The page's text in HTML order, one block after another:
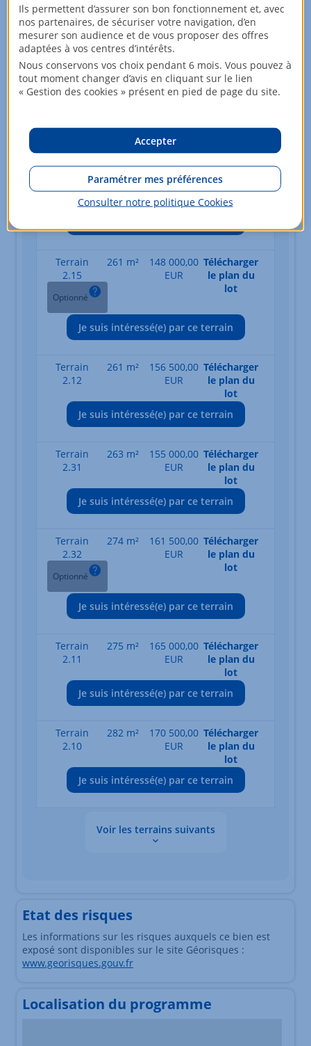
Je suis intéressé(e) par ce terrain
Terrain
1.7
Optionné
235 m²
142 000,00
EUR
le plan du
lot
Terrain
1.9
Optionné
255 m²
154 000,00
EUR
Télécharger
le plan du
Terrain
2.15
Optionné
261 m²
148 000,00
EUR
Télécharger
le plan du
lot
Je suis intéressé(e) par ce terrain
Terrain
2.12
261 m²
156 500,00
EUR
Télécharger
le plan du
lot
Je suis intéressé(e) par ce terrain
Terrain
2.31
263 m²
155 000,00
EUR
Télécharger
le plan du
lot
Je suis intéressé(e) par ce terrain
Terrain
2.32
Optionné
274 m²
161 500,00
EUR
Télécharger
le plan du
lot
Je suis intéressé(e) par ce terrain
Terrain
2.11
275 m²
165 000,00
EUR
Télécharger
le plan du
lot
Je suis intéressé(e) par ce terrain
Terrain
2.10
282 m²
170 500,00
EUR
Télécharger
le plan du
lot
Je suis intéressé(e) par ce terrain
Voir les terrains suivants
Etat des risques
Les informations sur les risques auxquels ce bien est
exposé sont disponibles sur le site Géorisques :
www.georisques.gouv.fr
Localisation du programme
Ils permettent d’assurer son bon fonctionnement et, avec
nos partenaires, de sécuriser votre navigation, d’en
mesurer son audience et de vous proposer des offres
adaptées à vos centres d’intérêts.
Nous conservons vos choix pendant 6 mois. Vous pouvez à
tout moment changer d’avis en cliquant sur le lien
« Gestion des cookies » présent en pied de page du site.
Accepter
Paramétrer mes préférences
Consulter notre politique Cookies